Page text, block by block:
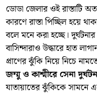
ডোডা জেলার ওই রাস্তাটি
কারণে রাস্তা পিচ্ছিল হয়ে
বলে মনে করা হচ্ছে।
বাসিন্দারাও উদ্ধারে হাত
প্রাণের ঝুঁকি নিয়ে নিচে
জম্মু ও কাশ্মীরে সেনা
যাতায়াতের ঝুঁকিকে সামনে